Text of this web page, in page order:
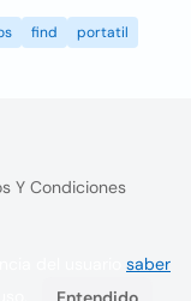
find
portatil
Y Condiciones
saber